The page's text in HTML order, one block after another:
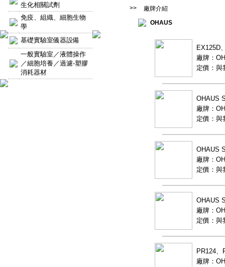
生化相關試劑
免疫、組織、細胞生物
學
基礎實驗室儀器設備
一般實驗室／液體操作
／細胞培養／過濾-塑膠
消耗器材
>>
廠牌介紹
OHAUS
EX125D
廠牌：
定價：與
OHAUS
廠牌：
定價：與
OHAUS
廠牌：
定價：與
OHAUS
廠牌：
定價：與
PR124
廠牌：